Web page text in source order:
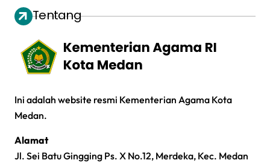
Tentang
Ini adalah website resmi Kementerian Agama Kota
Medan.
Alamat
Jl. Sei Batu Gingging Ps. X No.12, Merdeka, Kec. Medan